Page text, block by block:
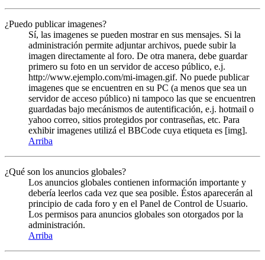
¿Puedo publicar imagenes?
Sí, las imagenes se pueden mostrar en sus mensajes. Si la
administración permite adjuntar archivos, puede subir la
imagen directamente al foro. De otra manera, debe guardar
primero su foto en un servidor de acceso público, e.j.
http://www.ejemplo.com/mi-imagen.gif. No puede publicar
imagenes que se encuentren en su PC (a menos que sea un
servidor de acceso público) ni tampoco las que se encuentren
guardadas bajo mecánismos de autentificación, e.j. hotmail o
yahoo correo, sitios protegidos por contraseñas, etc. Para
exhibir imagenes utilizá el BBCode cuya etiqueta es [img].
Arriba
¿Qué son los anuncios globales?
Los anuncios globales contienen información importante y
debería leerlos cada vez que sea posible. Éstos aparecerán al
principio de cada foro y en el Panel de Control de Usuario.
Los permisos para anuncios globales son otorgados por la
administración.
Arriba